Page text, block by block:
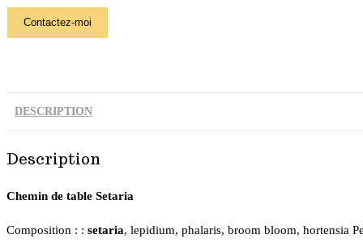
Contactez-moi
DESCRIPTION
Description
Chemin de table Setaria
Composition : : setaria, lepidium, phalaris, broom bloom, hortensia